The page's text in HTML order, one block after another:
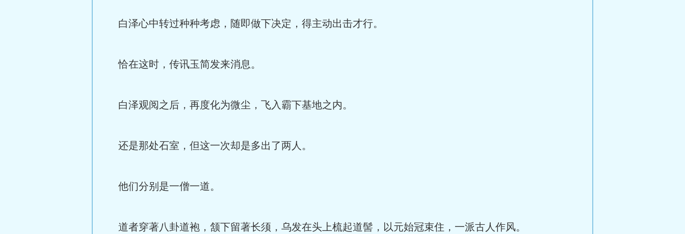
白泽心中转过种种考虑，随即做下决定，得主动出击才行。
恰在这时，传讯玉简发来消息。
白泽观阅之后，再度化为微尘，飞入霸下基地之内。
还是那处石室，但这一次却是多出了两人。
他们分别是一僧一道。
道者穿著八卦道袍，颔下留著长须，乌发在头上梳起道髻，以元始冠束住，一派古人作风。